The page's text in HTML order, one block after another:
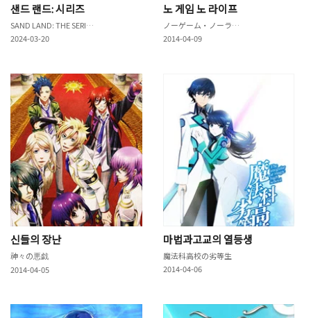
샌드 랜드: 시리즈
SAND LAND: THE SERIES
2024-03-20
노 게임 노 라이프
ノーゲーム・ノーライフ
2014-04-09
신들의 장난
神々の悪戯
2014-04-05
마법과고교의 열등생
魔法科高校の劣等生
2014-04-06